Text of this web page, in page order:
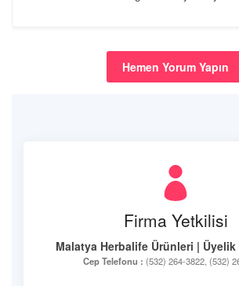
Hemen Yorum Yapın
Firma Yetkilisi
Malatya Herbalife Ürünleri |
Cep Telefonu : (532) 264-3822, (532)